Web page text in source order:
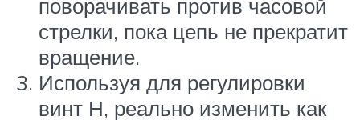
поворачивать против часовой
стрелки, пока цепь не прекратит
вращение.
Используя для регулировки
винт Н, реально изменить как